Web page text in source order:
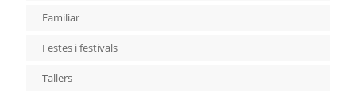
Familiar
Festes i festivals
Tallers